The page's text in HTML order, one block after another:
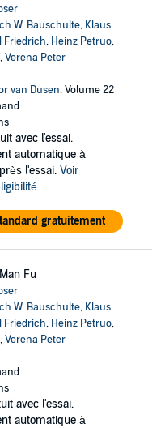
W. Bauschulte, Klaus
Friedrich, Heinz Petruo,
,Verena Peter
van Dusen, Volume 22
avec l'essai.
automatique à
l'essai. Voir
gratuitement
Fu
W. Bauschulte, Klaus
Friedrich, Heinz Petruo,
,Verena Peter
avec l'essai.
automatique à